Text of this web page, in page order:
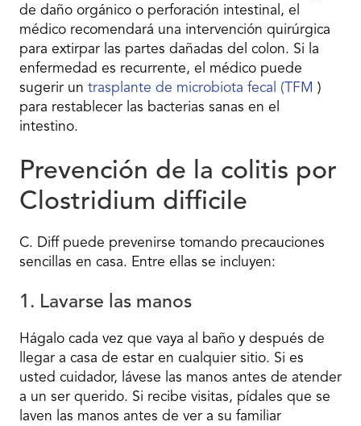
de daño orgánico o perforación intestinal, el
médico recomendará una intervención quirúrgica
para extirpar las partes dañadas del colon. Si la
enfermedad es recurrente, el médico puede
sugerir un trasplante de microbiota fecal (TFM )
para restablecer las bacterias sanas en el
intestino.
Prevención de la colitis por
Clostridium difficile
C. Diff puede prevenirse tomando precauciones
sencillas en casa. Entre ellas se incluyen:
1. Lavarse las manos
Hágalo cada vez que vaya al baño y después de
llegar a casa de estar en cualquier sitio. Si es
usted cuidador, lávese las manos antes de atender
a un ser querido. Si recibe visitas, pídales que se
laven las manos antes de ver a su familiar